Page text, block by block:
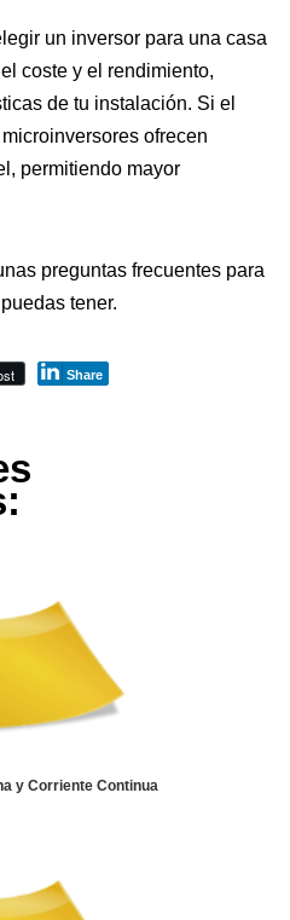
un inversor para una casa
coste y el rendimiento,
de tu instalación. Si el
ofrecen
permitiendo mayor
preguntas frecuentes para
tener.
Share
y Corriente Continua